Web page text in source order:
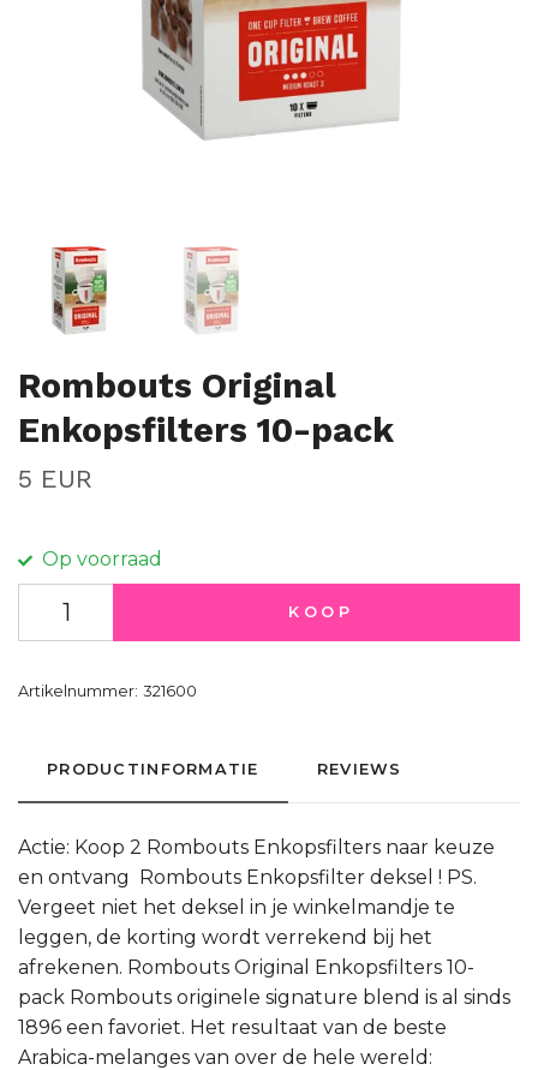
Rombouts Original
Enkopsfilters 10-pack
5 EUR
Op voorraad
KOOP
Artikelnummer: 321600
PRODUCTINFORMATIE REVIEWS
Actie: Koop 2 Rombouts Enkopsfilters naar keuze
en ontvang Rombouts Enkopsfilter deksel ! PS.
Vergeet niet het deksel in je winkelmandje te
leggen, de korting wordt verrekend bij het
afrekenen. Rombouts Original Enkopsfilters 10-
pack Rombouts originele signature blend is al sinds
1896 een favoriet. Het resultaat van de beste
Arabica-melanges van over de hele wereld: